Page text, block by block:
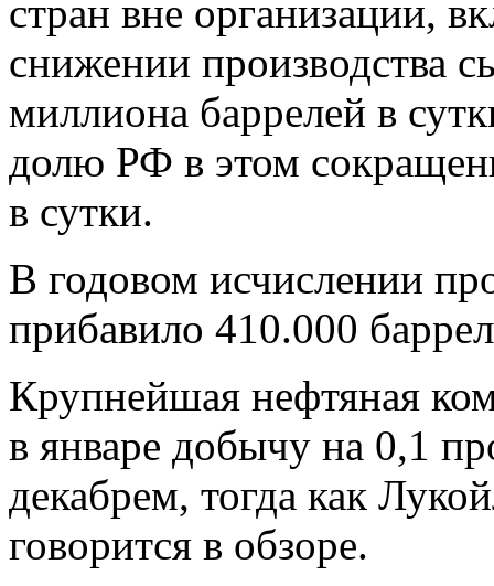
стран вне организации,
снижении производства
миллиона баррелей в
долю РФ в этом
в сутки.
В годовом исчислении
прибавило 410.000
Крупнейшая нефтяная
в январе добычу на 0,1
декабрем, тогда как
говорится в обзоре.